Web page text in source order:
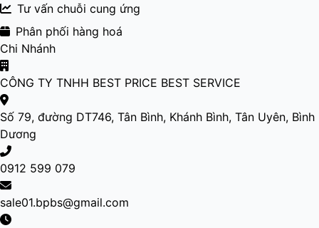
Tư vấn chuỗi cung ứng
Phân phối hàng hoá
Chi Nhánh
CÔNG TY TNHH BEST PRICE BEST SERVICE
Số 79, đường DT746, Tân Bình, Khánh Bình, Tân Uyên, Bình
Dương
0912 599 079
sale01.bpbs@gmail.com